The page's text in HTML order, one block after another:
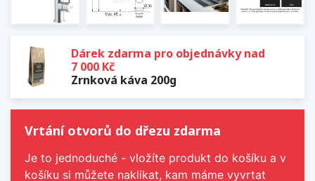
Dárek zdarma pro objednávky nad
7 000 Kč
Zrnková káva 200g
Vrtání otvorů do dřezu zdarma
Je to jednoduché - vložíte produkt do košíku a v
košíku si můžete naklikat, kam máme vyvrtat